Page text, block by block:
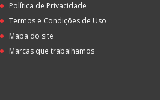
Política de Privacidade
Termos e Condições de Uso
Mapa do site
Marcas que trabalhamos